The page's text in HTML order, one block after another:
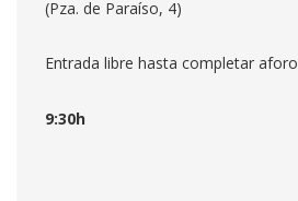
(Pza. de Paraíso, 4)
Entrada libre hasta completar aforo
9:30h